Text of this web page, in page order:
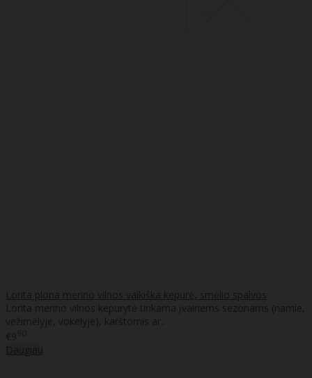
Lorita plona merino vilnos vaikiška kepurė, smėlio spalvos
Lorita merino vilnos kepurytė tinkama įvairiems sezonams (namie,
vežimėlyje, vokelyje), karštomis ar..
€990
Daugiau